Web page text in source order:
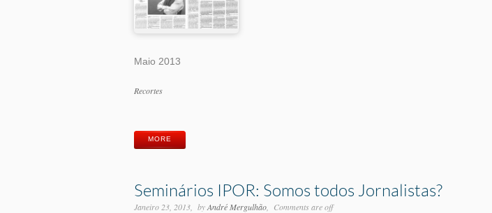
Maio 2013
Categorias
Recortes
MORE
Seminários IPOR: Somos todos Jornalistas?
Janeiro 23, 2013 byAndré Mergulhão Comments are off